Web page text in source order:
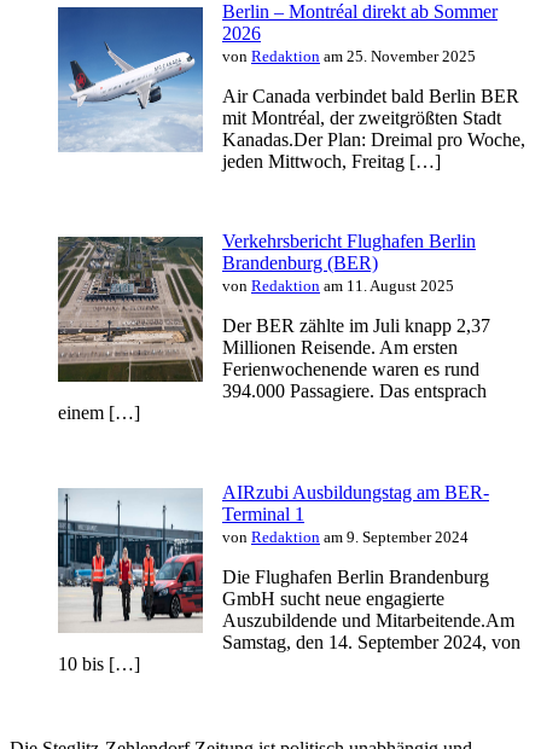
Berlin – Montréal direkt ab Sommer
2026
von Redaktion am 25. November 2025
Air Canada verbindet bald Berlin BER
mit Montréal, der zweitgrößten Stadt
Kanadas.Der Plan: Dreimal pro Woche,
jeden Mittwoch, Freitag […]
Verkehrsbericht Flughafen Berlin
Brandenburg (BER)
von Redaktion am 11. August 2025
Der BER zählte im Juli knapp 2,37
Millionen Reisende. Am ersten
Ferienwochenende waren es rund
394.000 Passagiere. Das entsprach
einem […]
AIRzubi Ausbildungstag am BER-
Terminal 1
von Redaktion am 9. September 2024
Die Flughafen Berlin Brandenburg
GmbH sucht neue engagierte
Auszubildende und Mitarbeitende.Am
Samstag, den 14. September 2024, von
10 bis […]